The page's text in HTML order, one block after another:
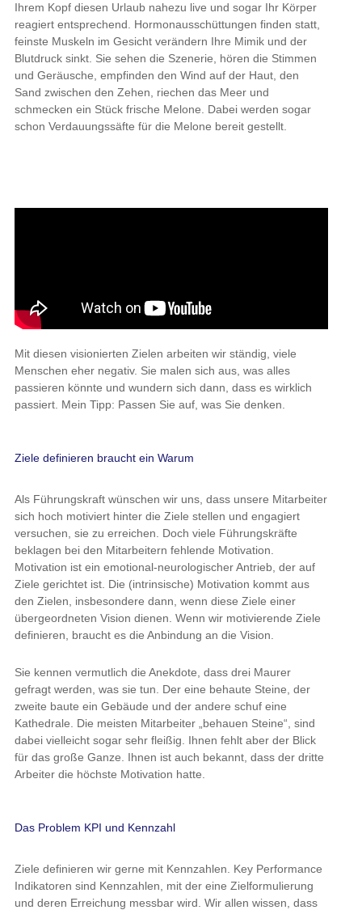
Ihrem Kopf diesen Urlaub nahezu live und sogar Ihr Körper
reagiert entsprechend. Hormonausschüttungen finden statt,
feinste Muskeln im Gesicht verändern Ihre Mimik und der
Blutdruck sinkt. Sie sehen die Szenerie, hören die Stimmen
und Geräusche, empfinden den Wind auf der Haut, den
Sand zwischen den Zehen, riechen das Meer und
schmecken ein Stück frische Melone. Dabei werden sogar
schon Verdauungssäfte für die Melone bereit gestellt.
Mit diesen visionierten Zielen arbeiten wir ständig, viele
Menschen eher negativ. Sie malen sich aus, was alles
passieren könnte und wundern sich dann, dass es wirklich
passiert. Mein Tipp: Passen Sie auf, was Sie denken.
Ziele definieren braucht ein Warum
Als Führungskraft wünschen wir uns, dass unsere Mitarbeiter
sich hoch motiviert hinter die Ziele stellen und engagiert
versuchen, sie zu erreichen. Doch viele Führungskräfte
beklagen bei den Mitarbeitern fehlende Motivation.
Motivation ist ein emotional-neurologischer Antrieb, der auf
Ziele gerichtet ist. Die (intrinsische) Motivation kommt aus
den Zielen, insbesondere dann, wenn diese Ziele einer
übergeordneten Vision dienen. Wenn wir motivierende Ziele
definieren, braucht es die Anbindung an die Vision.
Sie kennen vermutlich die Anekdote, dass drei Maurer
gefragt werden, was sie tun. Der eine behaute Steine, der
zweite baute ein Gebäude und der andere schuf eine
Kathedrale. Die meisten Mitarbeiter „behauen Steine“, sind
dabei vielleicht sogar sehr fleißig. Ihnen fehlt aber der Blick
für das große Ganze. Ihnen ist auch bekannt, dass der dritte
Arbeiter die höchste Motivation hatte.
Das Problem KPI und Kennzahl
Ziele definieren wir gerne mit Kennzahlen. Key Performance
Indikatoren sind Kennzahlen, mit der eine Zielformulierung
und deren Erreichung messbar wird. Wir allen wissen, dass